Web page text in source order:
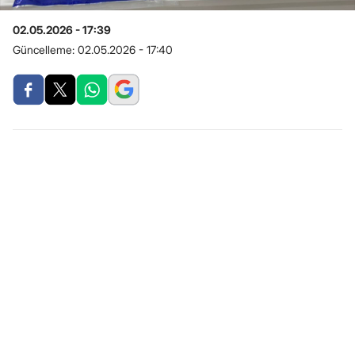
02.05.2026 - 17:39
Güncelleme: 02.05.2026 - 17:40